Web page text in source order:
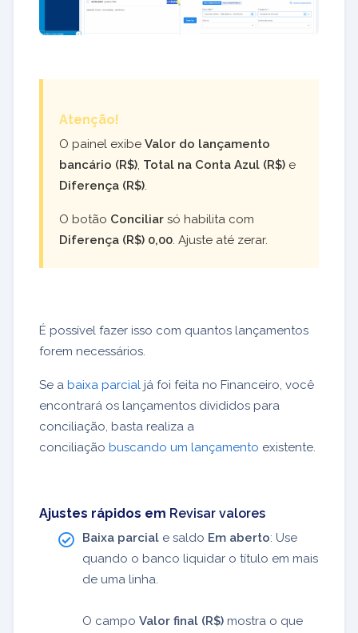
Atenção!
O painel exibe Valor do lançamento
bancário (R$) Total na Conta Azul (R$) e
Diferença (R$)
O botão Conciliar só habilita com
Diferença (R$) 0,00 . Ajuste até zerar.
É possível fazer isso com quantos lançamentos
forem necessários.
Se a baixa parcial já foi feita no Financeiro, você
encontrará os lançamentos divididos para
conciliação, basta realiza a
conciliação buscando um lançamento existente.
Ajustes rápidos em Revisar valores
Baixa parcial e saldo Em aberto: Use
quando o banco liquidar o título em mais
de uma linha.
O campo Valor final (R$) mostra o que